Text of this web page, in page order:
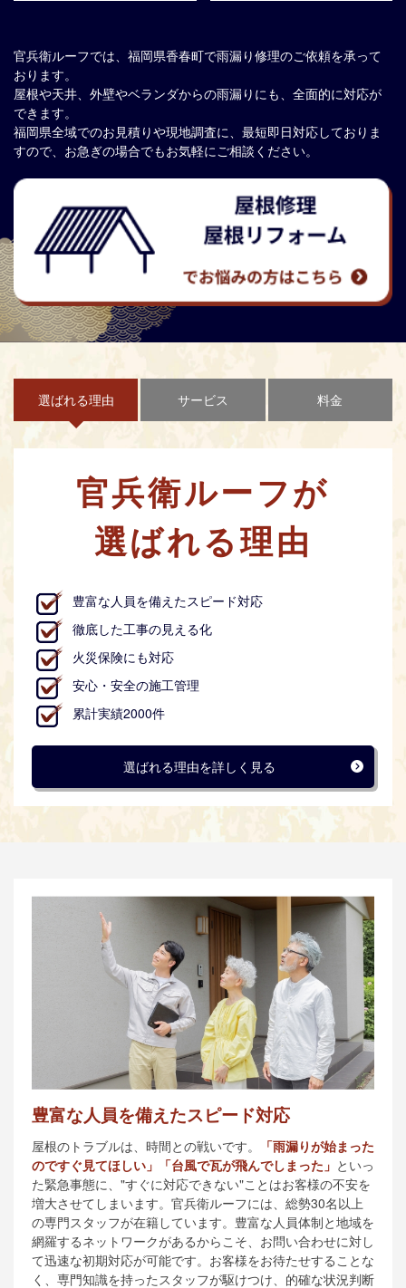
官兵衛ルーフでは、福岡県香春町で雨漏り修理のご依頼を承って
おります。
屋根や天井、外壁やベランダからの雨漏りにも、全面的に対応が
できます。
福岡県全域でのお見積りや現地調査に、最短即日対応しておりま
すので、お急ぎの場合でもお気軽にご相談ください。
選ばれる理由 サービス 料金
官兵衛ルーフが
選ばれる理由
豊富な人員を備えたスピード対応
徹底した工事の見える化
火災保険にも対応
安心・安全の施工管理
累計実績2000件
選ばれる理由を詳しく見る
豊富な人員を備えたスピード対応
屋根のトラブルは、時間との戦いです。
「雨漏りが始まった
のですぐ見てほしい」「台風で瓦が飛んでしまった」 といっ
た緊急事態に、"すぐに対応できない"ことはお客様の不安を
増大させてしまいます。官兵衛ルーフには、総勢30名以上
の専門スタッフが在籍しています。豊富な人員体制と地域を
網羅するネットワークがあるからこそ、お問い合わせに対し
て迅速な初期対応が可能です。お客様をお待たせすることな
く、専門知識を持ったスタッフが駆けつけ、的確な状況判断